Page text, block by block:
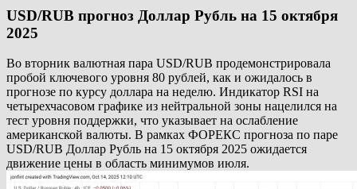
USD/RUB прогноз Доллар Рубль на 15 октября
2025
Во вторник валютная пара USD/RUB продемонстрировала
пробой ключевого уровня 80 рублей, как и ожидалось в
прогнозе по курсу доллара на неделю. Индикатор RSI на
четырехчасовом графике из нейтральной зоны нацелился на
тест уровня поддержки, что указывает на ослабление
американской валюты. В рамках ФОРЕКС прогноза по паре
USD/RUB Доллар Рубль на 15 октября 2025 ожидается
движение цены в область минимумов июля.